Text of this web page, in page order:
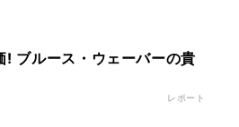
! ブルース・ウェーバーの貴
レポート